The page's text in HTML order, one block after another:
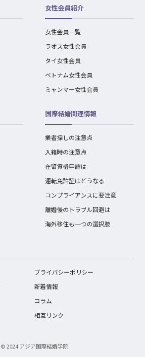
女性会員紹介
女性会員一覧
ラオス女性会員
タイ女性会員
ベトナム女性会員
ミャンマー女性会員
国際結婚関連情報
業者探しの注意点
入籍時の注意点
在留資格申請は
運転免許証はどうなる
コンプライアンスに要注意
離婚後のトラブル回避は
海外移住も一つの選択肢
プライバシーポリシー
新着情報
コラム
相互リンク
© 2024 アジア国際結婚学院